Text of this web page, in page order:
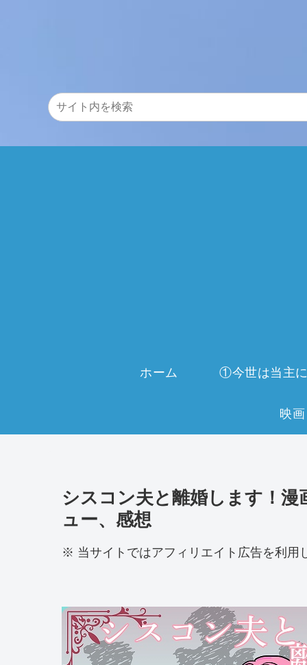
ホーム
シスコン夫と離婚します！
ュー、感想
※ 当サイトではアフィリエイト広告を利用